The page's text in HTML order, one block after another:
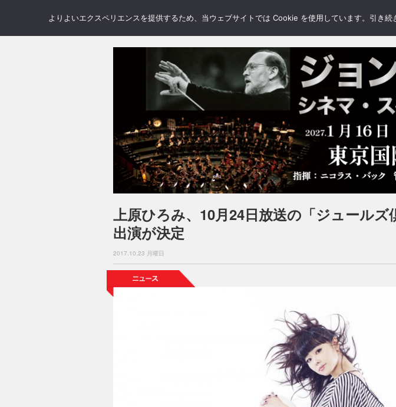
NEWS REVIEWS GALLERY BLOGS FEATURE
上原ひろみ、10月24日放送の「ジュールズ
出演が決定
2017.10.23 月曜日
よりよいエクスペリエンスを提供するため、当ウェブサイトでは Cookie を使用しています。引き